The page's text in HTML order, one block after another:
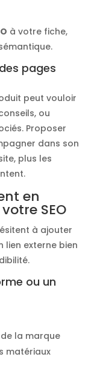
à votre fiche,
pages
peut vouloir
ou
Proposer
dans son
plus les
en
SEO
à ajouter
lien externe bien
ou un
de la marque
matériaux